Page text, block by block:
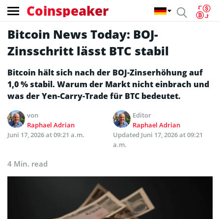
Coinspeaker
Bitcoin News Today: BOJ-
Zinsschritt lässt BTC stabil
Bitcoin hält sich nach der BOJ-Zinserhöhung auf
1,0 % stabil. Warum der Markt nicht einbrach und
was der Yen-Carry-Trade für BTC bedeutet.
von
Raphael Adrian
Editor
Raphael Adrian
Juni 17, 2026 at 09:21 a.m.
Updated Juni 17, 2026 at 09:21
a.m.
4 Min. read